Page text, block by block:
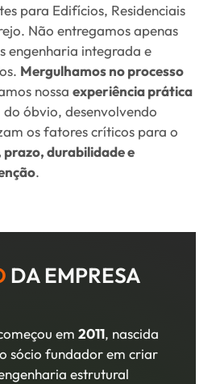
para Edifícios, Residenciais
Não entregamos apenas
engenharia integrada e
Mergulhamos no processo
nossa experiência prática
óbvio, desenvolvendo
os fatores críticos para o
prazo, durabilidade e
.
DA EMPRESA
em 2011, nascida
sócio fundador em criar
estrutural